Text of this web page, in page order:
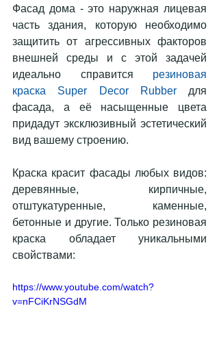
Фасад дома - это наружная лицевая
часть здания, которую необходимо
защитить от агрессивных факторов
внешней среды и с этой задачей
идеально справится резиновая
краска Super Decor Rubber для
фасада, а её насыщенные цвета
придадут эксклюзивный эстетический
вид вашему строению.
Краска красит фасады любых видов:
деревянные, кирпичные,
отштукатуренные, каменные,
бетонные и другие. Только резиновая
краска обладает уникальными
свойствами:
https://www.youtube.com/watch?
v=nFCiKrNSGdM